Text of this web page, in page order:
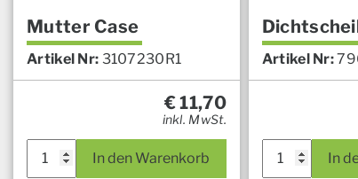
Mutter Case
Artikel Nr: 3107230R1
€11,70
inkl. MwSt.
In den Warenkorb
Artikel Nr:
In